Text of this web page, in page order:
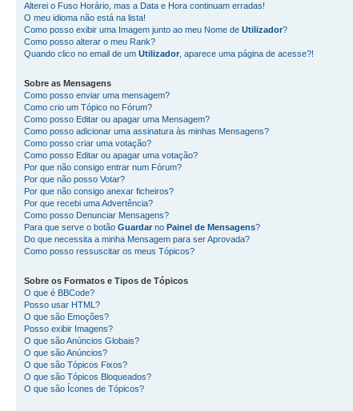
Alterei o Fuso Horário, mas a Data e Hora continuam erradas!
O meu idioma não está na lista!
Como posso exibir uma Imagem junto ao meu Nome de Utilizador?
Como posso alterar o meu Rank?
Quando clico no email de um Utilizador , aparece uma página de acesse?!
Sobre as Mensagens
Como posso enviar uma mensagem?
Como crio um Tópico no Fórum?
Como posso Editar ou apagar uma Mensagem?
Como posso adicionar uma assinatura às minhas Mensagens?
Como posso criar uma votação?
Como posso Editar ou apagar uma votação?
Por que não consigo entrar num Fórum?
Por que não posso Votar?
Por que não consigo anexar ficheiros?
Por que recebi uma Advertência?
Como posso Denunciar Mensagens?
Para que serve o botão Guardar no Painel de Mensagens?
Do que necessita a minha Mensagem para ser Aprovada?
Como posso ressuscitar os meus Tópicos?
Sobre os Formatos e Tipos de Tópicos
O que é BBCode?
Posso usar HTML?
O que são Emoções?
Posso exibir Imagens?
O que são Anúncios Globais?
O que são Anúncios?
O que são Tópicos Fixos?
O que são Tópicos Bloqueados?
O que são Ícones de Tópicos?